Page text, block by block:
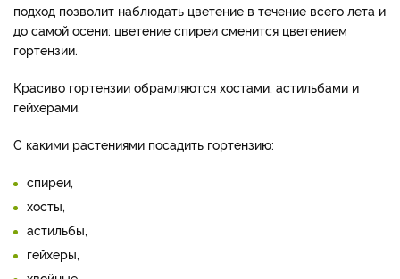
подход позволит наблюдать цветение в течение всего лета и
до самой осени: цветение спиреи сменится цветением
гортензии.
Красиво гортензии обрамляются хостами, астильбами и
гейхерами.
С какими растениями посадить гортензию:
спиреи,
хосты,
астильбы,
гейхеры,